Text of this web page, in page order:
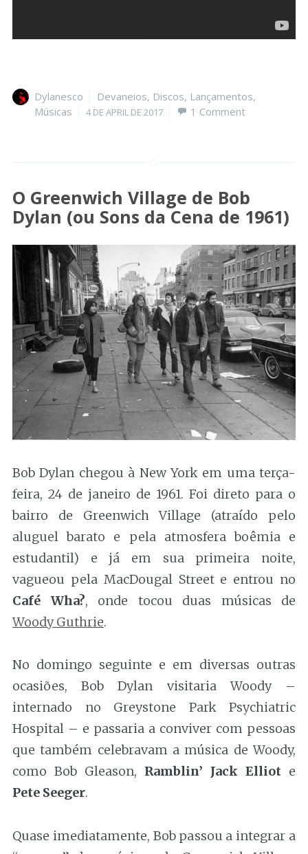
Author
Dylanesco Categories
Devaneios, Discos, Lançamentos,
Músicas
Posted
4 DE APRIL DE 2017 1 Comment
O Greenwich Village de Bob
Dylan (ou Sons da Cena de 1961)
Bob Dylan chegou à New York em uma terça-
feira, 24 de janeiro de 1961. Foi direto para o
bairro de Greenwich Village (atraído pelo
aluguel barato e pela atmosfera boêmia e
estudantil) e já em sua primeira noite,
vagueou pela MacDougal Street e entrou no
Café Wha?, onde tocou duas músicas de
Woody Guthrie.
No domingo seguinte e em diversas outras
ocasiões, Bob Dylan visitaria Woody –
internado no Greystone Park Psychiatric
Hospital – e passaria a conviver com pessoas
que também celebravam a música de Woody,
como Bob Gleason, Ramblin’ Jack Elliot e
Pete Seeger.
Quase imediatamente, Bob passou a integrar a